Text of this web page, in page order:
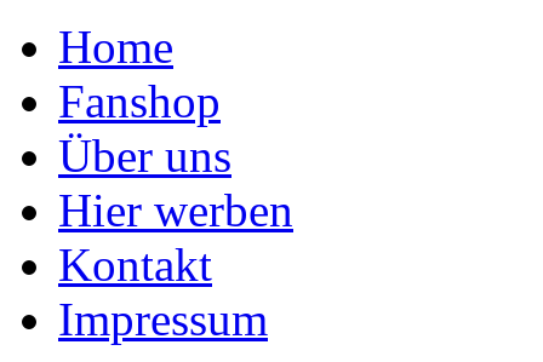
Home
Fanshop
Über uns
Hier werben
Kontakt
Impressum